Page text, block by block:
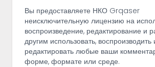
Вы предоставляете НКО Grqaser
неисключительную лицензию на
воспроизведение, редактирование и
другим использовать, воспроизводить
редактировать любые ваши
форме, формате или среде.